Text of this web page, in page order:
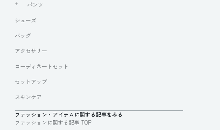
パンツ
シューズ
バッグ
アクセサリー
コーディネートセット
セットアップ
スキンケア
ファッション・アイテムに関する記事をみる
ファッションに関する記事 TOP